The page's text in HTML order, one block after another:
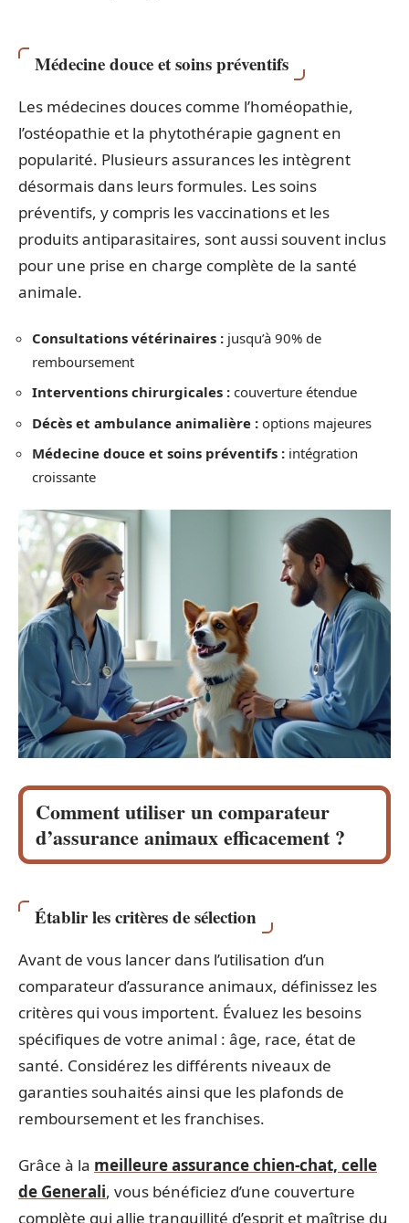
Médecine douce et soins préventifs
Les médecines douces comme l’homéopathie,
l’ostéopathie et la phytothérapie gagnent en
popularité. Plusieurs assurances les intègrent
désormais dans leurs formules. Les soins
préventifs, y compris les vaccinations et les
produits antiparasitaires, sont aussi souvent inclus
pour une prise en charge complète de la santé
animale.
Consultations vétérinaires : jusqu’à 90% de
remboursement
Interventions chirurgicales : couverture étendue
Décès et ambulance animalière : options majeures
Médecine douce et soins préventifs : intégration
croissante
Comment utiliser un comparateur
d’assurance animaux efficacement ?
Établir les critères de sélection
Avant de vous lancer dans l’utilisation d’un
comparateur d’assurance animaux, définissez les
critères qui vous importent. Évaluez les besoins
spécifiques de votre animal : âge, race, état de
santé. Considérez les différents niveaux de
garanties souhaités ainsi que les plafonds de
remboursement et les franchises.
Grâce à la meilleure assurance chien-chat, celle
de Generali, vous bénéficiez d’une couverture
complète qui allie tranquillité d’esprit et maîtrise du